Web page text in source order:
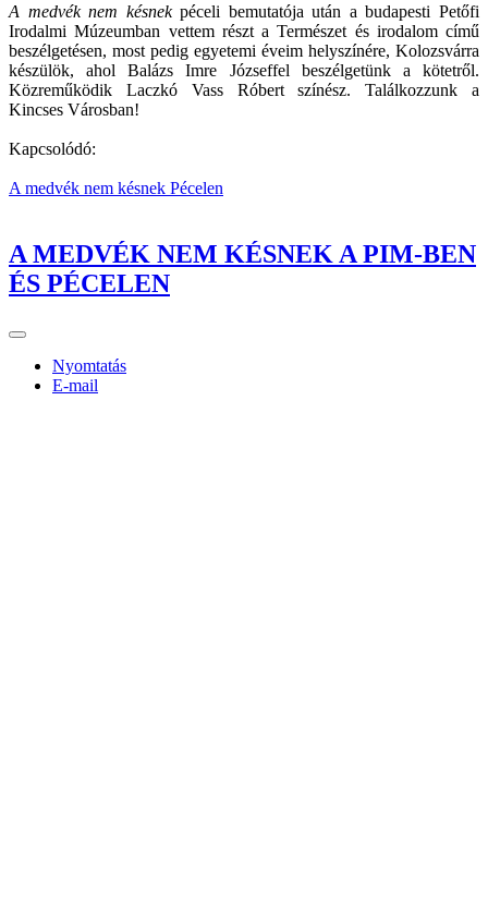
A medvék nem késnekpéceli bemutatója után a budapesti Petőfi
Irodalmi Múzeumban vettem részt a Természet és irodalom című
beszélgetésen, most pedig egyetemi éveim helyszínére, Kolozsvárra
készülök, ahol Balázs Imre Józseffel beszélgetünk a kötetről.
Közreműködik Laczkó Vass Róbert színész. Találkozzunk a
Kincses Városban!
Kapcsolódó:
A medvék nem késnek Pécelen
A MEDVÉK NEM KÉSNEK A PIM-BEN
ÉS PÉCELEN
Nyomtatás
E-mail